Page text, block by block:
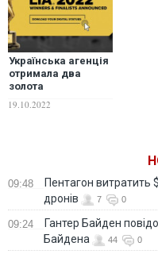
Українська агенція
отримала два
золота
лондонського
фестивалю
19.10.2022
09:48
Пентагон витратить
дронів
7 0
09:24
Гантер Байден
Байдена
44 0